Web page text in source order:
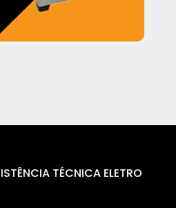
TÉCNICA ELETRO